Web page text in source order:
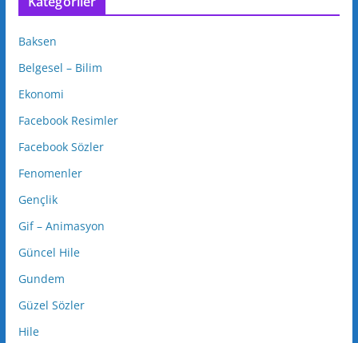
Baksen
Belgesel – Bilim
Ekonomi
Facebook Resimler
Facebook Sözler
Fenomenler
Gençlik
Gif – Animasyon
Güncel Hile
Gundem
Güzel Sözler
Hile